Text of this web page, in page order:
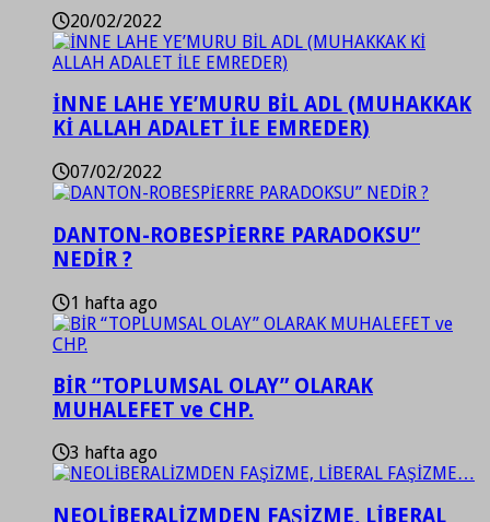
20/02/2022
İNNE LAHE YE’MURU BİL ADL (MUHAKKAK
Kİ ALLAH ADALET İLE EMREDER)
07/02/2022
DANTON-ROBESPİERRE PARADOKSU”
NEDİR ?
1 hafta ago
BİR “TOPLUMSAL OLAY” OLARAK
MUHALEFET ve CHP.
3 hafta ago
NEOLİBERALİZMDEN FAŞİZME, LİBERAL